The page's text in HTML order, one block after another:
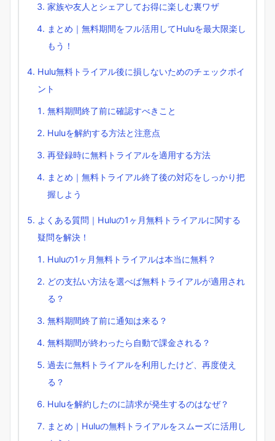
家族や友人とシェアしてお得に楽しむ裏ワザ
まとめ｜無料期間をフル活用してHuluを最大限楽し
もう！
Hulu無料トライアル後に損しないためのチェックポイ
ント
無料期間終了前に確認すべきこと
Huluを解約する方法と注意点
再登録時に無料トライアルを適用する方法
まとめ｜無料トライアル終了後の対応をしっかり把
握しよう
よくある質問｜Huluの1ヶ月無料トライアルに関する
疑問を解決！
Huluの1ヶ月無料トライアルは本当に無料？
どの支払い方法を選べば無料トライアルが適用され
る？
無料期間終了前に通知は来る？
無料期間が終わったら自動で課金される？
過去に無料トライアルを利用したけど、再度使え
る？
Huluを解約したのに請求が発生するのはなぜ？
まとめ｜Huluの無料トライアルをスムーズに活用し